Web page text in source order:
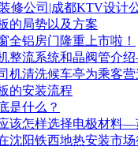
修公司|成都KTV设计
的局势以及方案
全铝房门隆重上市啦！
整流系统和晶阀管介
机清洗候车亭为乘客
的安装流程
是什么？
该怎样选择电极材料—
沈阳铁西地热安装市场